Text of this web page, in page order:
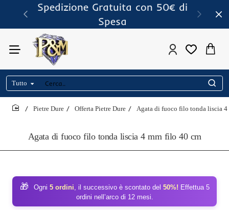
Spedizione Gratuita con 50€ di
Spesa
Tutto
Cerca..
Agata di fuoco filo tonda liscia 4 mm filo 40 cm
Pietre Dure Offerta Pietre Dure Agata di fuoco filo tonda liscia
🎁 Ogni 5 ordini, il successivo è scontato del 50%! Effettua 5
ordini nell’arco di 12 mesi.